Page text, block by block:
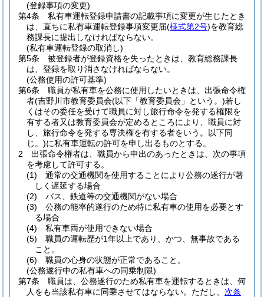
(登録事項の変更)
第4条
私有車運転登録申請書の記載事項に変更が生じたとき
は、直ちに私有車運転登録事項変更届(様式第2号)を教育総
務課長に提出しなければならない。
(私有車運転登録の取消し)
第5条
被登録者が登録資格を失ったときは、教育総務課長
は、登録を取り消さなければならない。
(公務使用の許可基準)
第6条
職員が私有車を公務に使用したいときは、出張命令権
者(吉野川市教育委員会(以下「教育委員会」という。)若し
くはその委任を受けて職員に対し旅行命令を発する権限を
有する者又は教育委員会が定めるところにより、職員に対
し、旅行命令を発する専決権を有する者をいう。以下同
じ。)に私有車運転の許可を申し出るものとする。
2
出張命令権者は、職員から申出のあったときは、次の事項
を考慮して許可する。
(1)
通常の交通機関を使用することにより公務の遂行が著
しく遅延する場合
(2)
バス、鉄道等の交通機関がない場合
(3)
公務の能率的遂行のため特に私有車の使用を必要とす
る場合
(4)
私有車両が使用できない場合
(5)
職員の運転歴が1年以上であり、かつ、無事故である
こと。
(6)
職員の心身の状態が正常であること。
(公務遂行中の私有車への同乗制限)
第7条
職員は、公務遂行のため私有車を運転するときは、何
人をも当該私有車に同乗させてはならない。 ただし、 次条